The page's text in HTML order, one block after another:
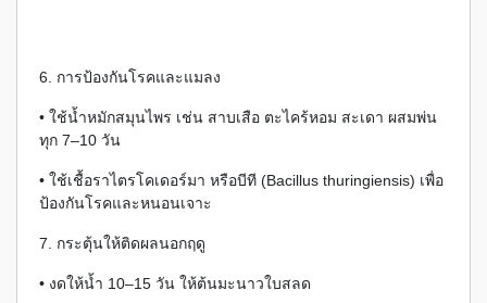
6. การป้องกันโรคและแมลง
• ใช้น้ำหมักสมุนไพร เช่น สาบเสือ ตะไคร้หอม สะเดา ผสมพ่น
ทุก 7–10 วัน
• ใช้เชื้อราไตรโคเดอร์มา หรือบีที (Bacillus thuringiensis) เพื่อ
ป้องกันโรคและหนอนเจาะ
7. กระตุ้นให้ติดผลนอกฤดู
• งดให้น้ำ 10–15 วัน ให้ต้นมะนาวใบสลด